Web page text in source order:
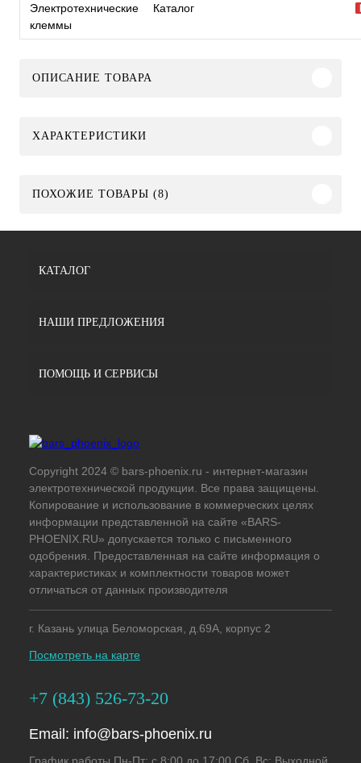
Электротехнические
клеммы
Каталог
ОПИСАНИЕ ТОВАРА
ХАРАКТЕРИСТИКИ
ПОХОЖИЕ ТОВАРЫ (8)
КАТАЛОГ
НАШИ ПРЕДЛОЖЕНИЯ
ПОМОЩЬ И СЕРВИСЫ
Copyright 2024 © bars-phoenix.ru - интернет-магазин
электротехнической продукции. Все права защищены.
Копирование и использование в коммерческих целях
информации представленной на сайте «BARS-
PHOENIX.RU» допускается только с письменного
одобрения. Предоставленная на сайте информация о
характеристиках и комплектности товаров может
отличаться от данных производителя
г. Казань улица Беломорская, д.69А, корпус 2
Посмотреть на карте
+7 (843) 526-73-20
Email: info@bars-phoenix.ru
График работы Пн-Пт: с 8:00 до 17:00 Сб, Вс: Выходной